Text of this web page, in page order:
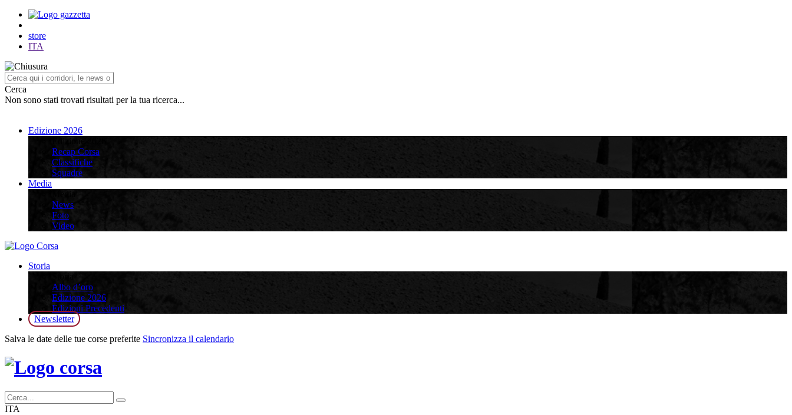
store
ITA
Cerca
Non sono stati trovati risultati per la tua ricerca...
Edizione 2026
Recap Corsa
Classifiche
Squadre
Media
News
Foto
Video
Storia
Albo d’oro
Edizione 2026
Edizioni Precedenti
Newsletter
Salva le date delle tue corse preferite Sincronizza il calendario
ITA